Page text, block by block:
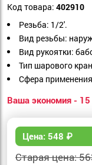
Код товара: 402910
Резьба: 1/2'.
Вид резьбы: н
Вид рукоятки: б
Тип шарового
Сфера
Ваша экономия -
Цена: 548 ₽
Старая цена: